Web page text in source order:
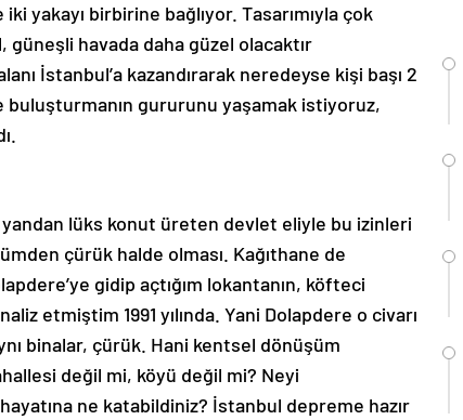
yakayı birbirine bağlıyor. Tasarımıyla çok
güneşli havada daha güzel olacaktır
İstanbul’a kazandırarak neredeyse kişi başı 2
gururunu yaşamak istiyoruz,
lüks konut üreten devlet eliyle bu izinleri
çürük halde olması. Kağıthane de
gidip açtığım lokantanın, köfteci
etmiştim 1991 yılında. Yani Dolapdere o civarı
binalar, çürük. Hani kentsel dönüşüm
değil mi, köyü değil mi? Neyi
ne katabildiniz? İstanbul depreme hazır